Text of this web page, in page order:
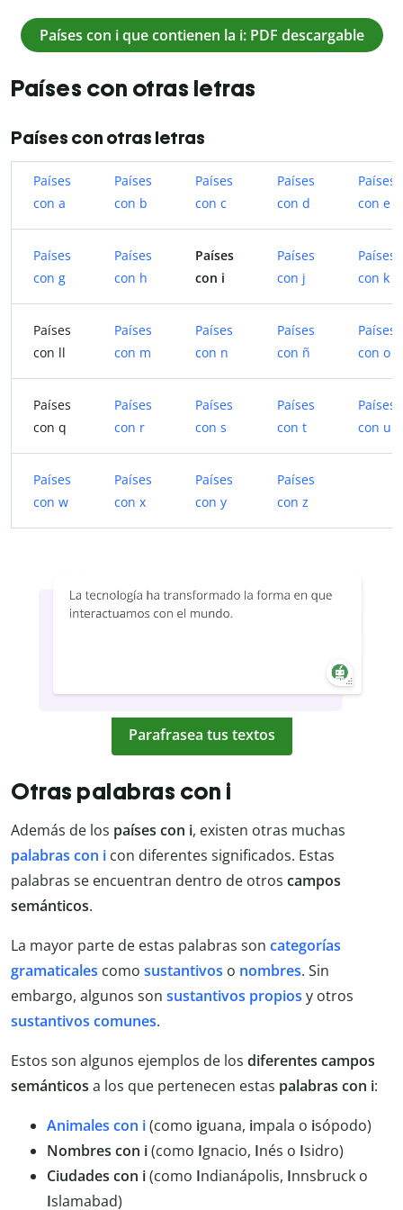
Países con i que contienen la i: PDF descargable
Países con otras letras
Países con otras letras
Países
con a
Países
con b
Países
con c
Países
con d
Países
con e
Países
con g
Países
con h
Países
con i
Países
con j
Países
con k
Países
con ll
Países
con m
Países
con n
Países
con ñ
Países
con o
Países
con q
Países
con r
Países
con s
Países
con t
Países
con u
Países
con w
Países
con x
Países
con y
Países
con z
Parafrasea tus textos
Otras palabras con i
Además de los países con i, existen otras muchas
palabras con i con diferentes significados. Estas
palabras se encuentran dentro de otros campos
semánticos.
La mayor parte de estas palabras son categorías
gramaticales como sustantivos o nombres. Sin
embargo, algunos son sustantivos propios y otros
sustantivos comunes.
Estos son algunos ejemplos de los diferentes campos
semánticos a los que pertenecen estas palabras con i:
Animales con i(como iguana, impala o isópodo)
Nombres con i(como Ignacio, Inés o Isidro)
Ciudades con i(como Indianápolis, Innsbruck o
Islamabad)